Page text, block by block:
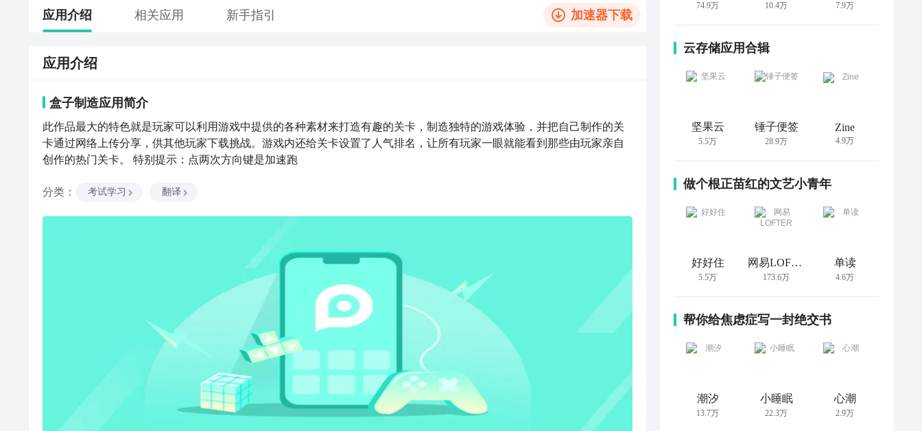
应用介绍 相关应用 新手指引 加速器下载
应用介绍
盒子制造应用简介
此作品最大的特色就是玩家可以利用游戏中提供的各种素材来打造有趣的关卡，制造独特的游戏体验，并把自己制作的关
卡通过网络上传分享，供其他玩家下载挑战。游戏内还给关卡设置了人气排名，让所有玩家一眼就能看到那些由玩家亲自
创作的热门关卡。 特别提示：点两次方向键是加速跑
分类 ： 考试学习 翻译
74.9万 10.4万 7.9万
云存储应用合辑
坚果云
5.5万
锤子便签
28.9万
Zine
4.9万
做个根正苗红的文艺小青年
好好住
5.5万
网易LOFTER
173.6万
单读
4.6万
帮你给焦虑症写一封绝交书
潮汐
13.7万
小睡眠
22.3万
心潮
2.9万